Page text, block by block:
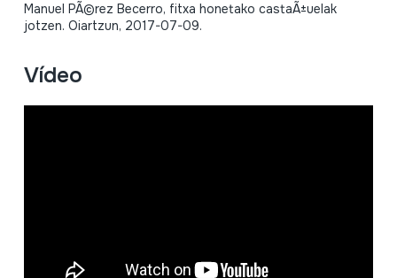
Manuel PÃ©rez Becerro, fitxa honetako castaÃ±uelak
jotzen. Oiartzun, 2017-07-09.
Vídeo